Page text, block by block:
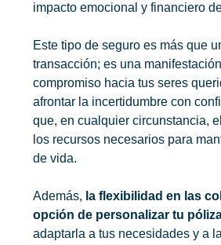
impacto emocional y financiero
Este tipo de seguro es más que
transacción; es una
compromiso hacia tus seres
afrontar la incertidumbre con
que, en cualquier circunstancia,
los recursos necesarios para
de vida.
Además, la flexibilidad en las
opción de personalizar tu
adaptarla a tus necesidades y a